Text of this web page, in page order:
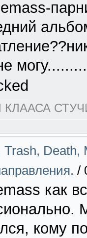
КЛААСА
Trash, Death,
/
как
кому